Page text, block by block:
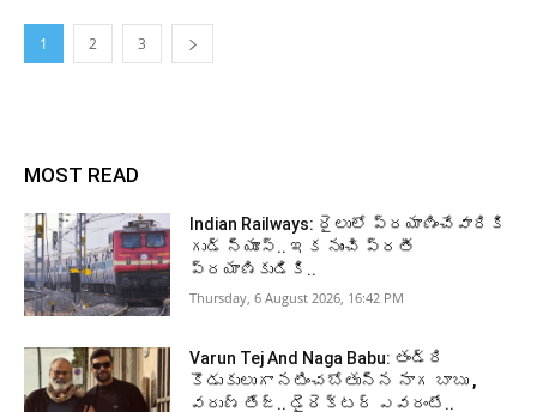
1 2 3
MOST READ
Indian Railways: రైలులో ప్రయాణించేవారికి
గుడ్ న్యూస్.. ఇక నుంచి ప్రతీ
ప్రయాణికుడికి..
Thursday, 6 August 2026, 16:42 PM
Varun Tej And Naga Babu: తండ్రి
కొడుకులుగా నటించబోతున్న నాగ బాబు ,
వరుణ్ తేజ్.. డైరెక్టర్ ఎవరంటే..